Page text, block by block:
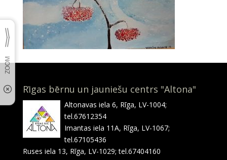
Rīgas bērnu un jauniešu centrs "Altona"
Altonavas iela 6, Rīga, LV-1004;
tel.67612354
Imantas iela 11A, Rīga, LV-1067;
tel.67105436
Ruses iela 13, Rīga, LV-1029; tel.67404160